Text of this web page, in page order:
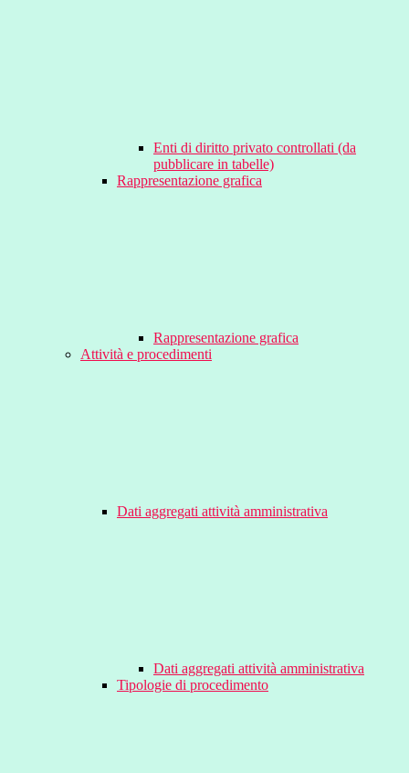
Enti di diritto privato controllati (da
pubblicare in tabelle)
Rappresentazione grafica
Rappresentazione grafica
Attività e procedimenti
Dati aggregati attività amministrativa
Dati aggregati attività amministrativa
Tipologie di procedimento